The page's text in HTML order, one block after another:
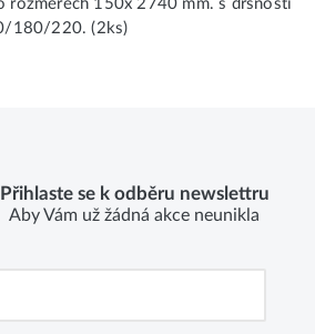
rozměrech 150x 2740 mm. s drsností
220. (2ks)
Přihlaste se k odběru newslettru
Aby Vám už žádná akce neunikla